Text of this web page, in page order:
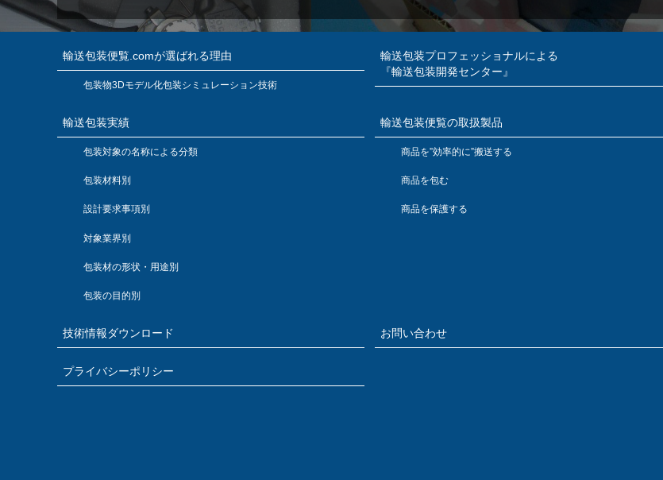
輸送包装便覧.comが選ばれる理由
包装物3Dモデル化包装シミュレーション技術
輸送包装プロフェッショナルによる
『輸送包装開発センター』
輸送包装実績
包装対象の名称による分類
包装材料別
設計要求事項別
対象業界別
包装材の形状・用途別
包装の目的別
輸送包装便覧の取扱製品
商品を”効率的に”搬送する
商品を包む
商品を保護する
技術情報ダウンロード お問い合わせ
プライバシーポリシー